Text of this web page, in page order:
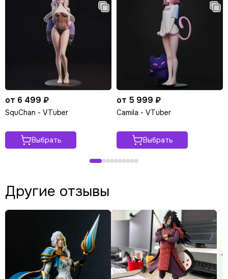
от 6 499 ₽
SquChan - VTuber
Выбрать
от 5 999 ₽
Camila - VTuber
Выбрать
Другие отзывы